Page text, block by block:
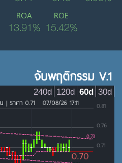
ROA
13.91%
ROE
15.42%
จับพฤติกรรม V.1
30d
60d
120d
240d